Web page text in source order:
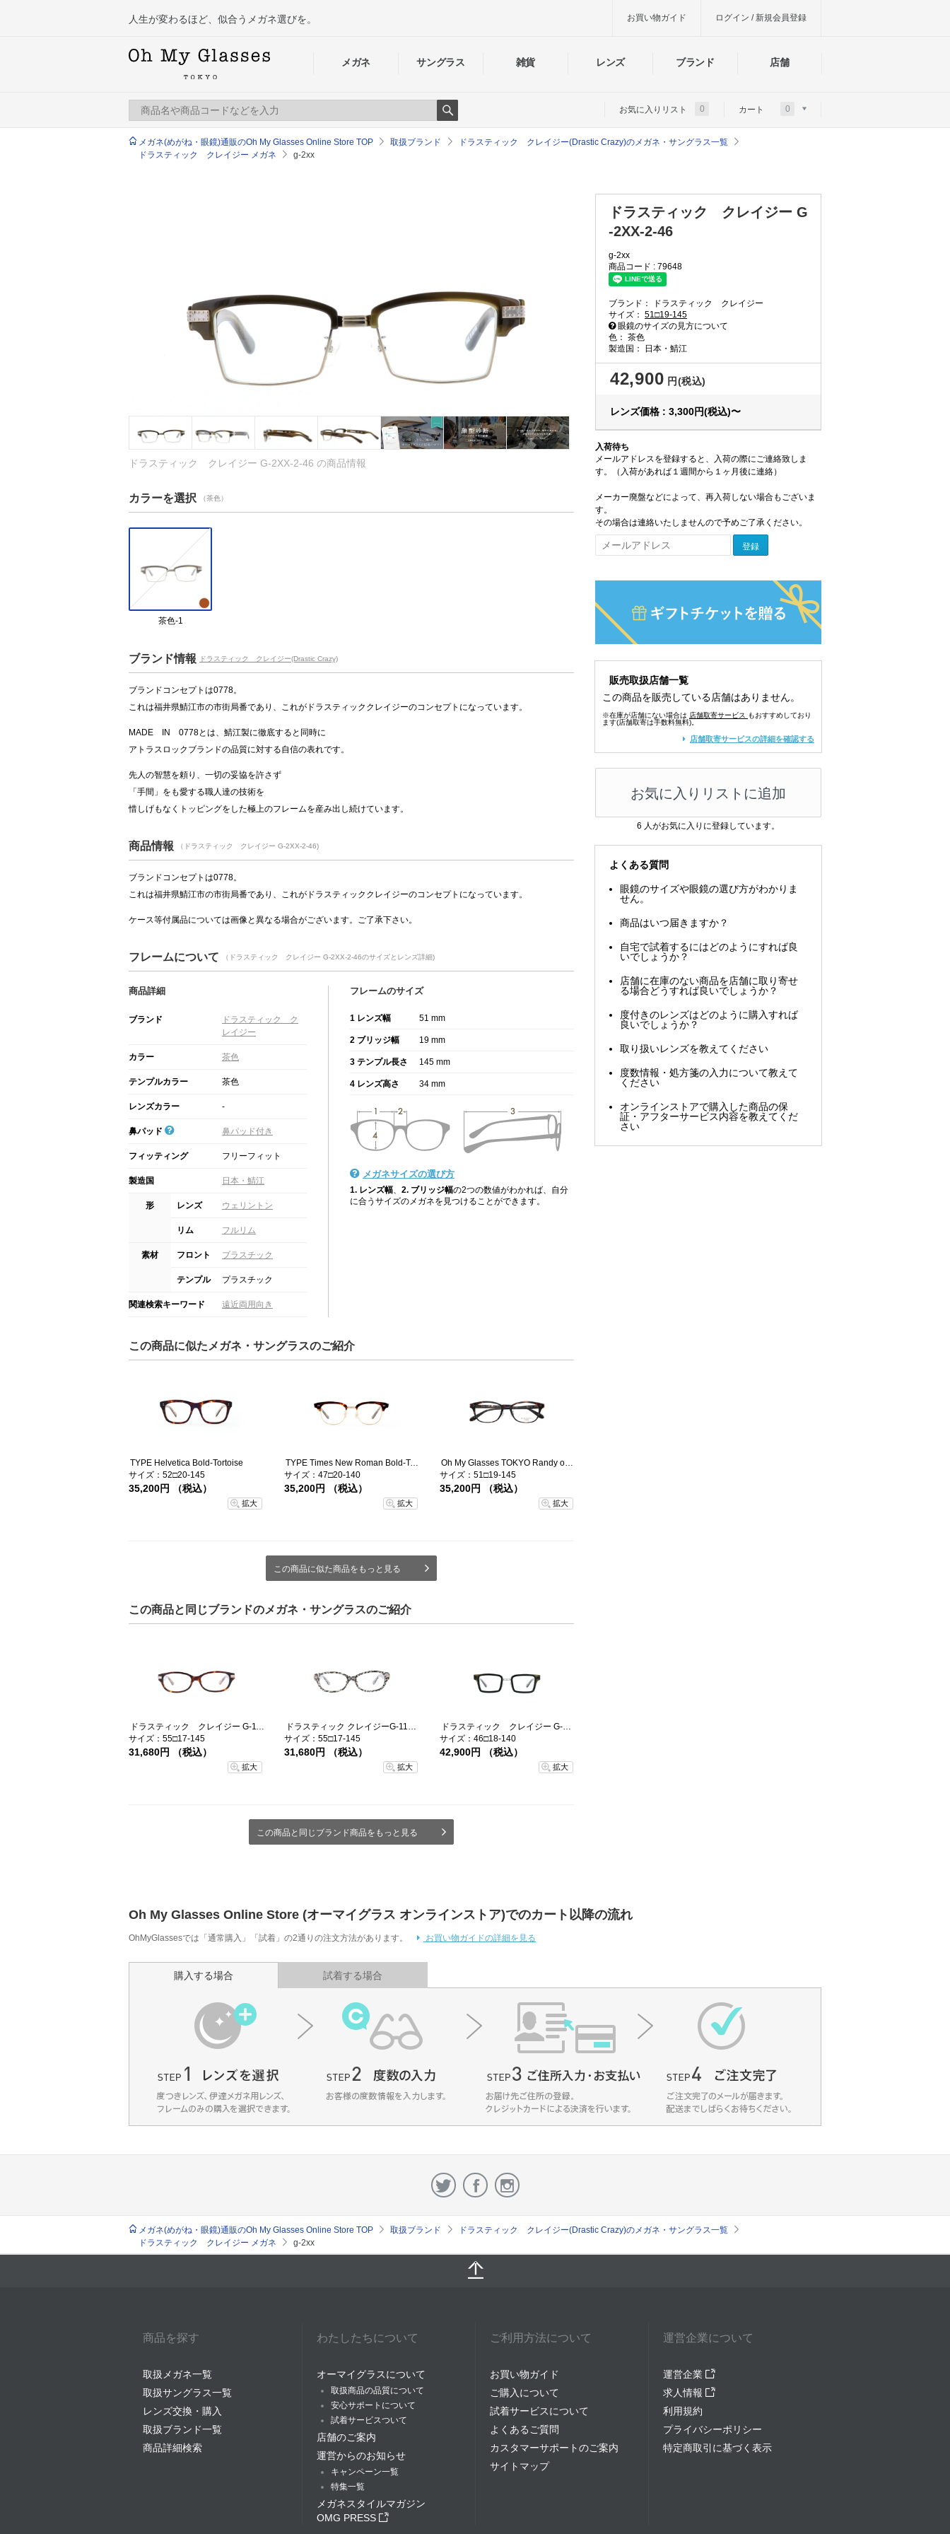
メガネ サングラス 雑貨 レンズ ブランド 店舗
人生が変わるほど、似合うメガネ選びを。 お買い物ガイド ログイン / 新規会員登録
Search
お気に入りリスト 0 カート 0
メガネ(めがね・眼鏡)通販のOh My Glasses Online Store TOP 取扱ブランド
ドラスティック クレイジー(Drastic Crazy)のメガネ・サングラス一覧
ドラスティック クレイジー メガネ
g-2xx
ドラスティック クレイジー G
-2XX-2-46
g-2xx
商品コード : 79648
ブランド：
ドラスティック クレイジー
サイズ： 51□19-145
眼鏡のサイズの見方について
色： 茶色
製造国：
日本・鯖江
ドラスティック クレイジー G-2XX-2-46 の商品情報
カラーを選択 （茶色）
茶色-1
ブランド情報 ドラスティック クレイジー(Drastic Crazy)
ブランドコンセプトは0778。
これは福井県鯖江市の市街局番であり、これがドラスティッククレイジーのコンセプトになっています。
MADE IN 0778とは、鯖江製に徹底すると同時に
アトラスロックブランドの品質に対する自信の表れです。
先人の智慧を頼り、一切の妥協を許さず
「手間」をも愛する職人達の技術を
惜しげもなくトッピングをした極上のフレームを産み出し続けています。
商品情報 （ドラスティック クレイジー G-2XX-2-46)
ブランドコンセプトは0778。
これは福井県鯖江市の市街局番であり、これがドラスティッククレイジーのコンセプトになっています。
ケース等付属品については画像と異なる場合がございます。ご了承下さい。
フレームについて （ドラスティック クレイジー G-2XX-2-46のサイズとレンズ詳細)
商品詳細
ブランド
ドラスティック ク
レイジー
カラー 茶色
テンプルカラー 茶色
レンズカラー -
鼻パッド 鼻パッド付き
フィッティング フリーフィット
製造国 日本・鯖江
形 レンズ ウェリントン
リム フルリム
素材 フロント プラスチック
テンプル プラスチック
関連検索キーワード 遠近両用向き
フレームのサイズ
1 レンズ幅 51 mm
2 ブリッジ幅 19 mm
3 テンプル長さ 145 mm
4 レンズ高さ 34 mm
メガネサイズの選び方
1. レンズ幅 2. ブリッジ幅の2つの数値がわかれば、自分
に合うサイズのメガネを見つけることができます。
この商品に似たメガネ・サングラスのご紹介
TYPE Helvetica Bold-Tortoise
サイズ：52□20-145
35,200円 （税込）
拡大
TYPE Times New Roman Bold-Tortoise
サイズ：47□20-140
35,200円 （税込）
拡大
Oh My Glasses TOKYO Randy omg-149-DM-51
サイズ：51□19-145
35,200円 （税込）
拡大
この商品に似た商品をもっと見る
この商品と同じブランドのメガネ・サングラスのご紹介
ドラスティック クレイジー G-11X-2-46
サイズ：55□17-145
31,680円 （税込）
拡大
ドラスティック クレイジーG-11X-05-55
サイズ：55□17-145
31,680円 （税込）
拡大
ドラスティック クレイジー G-9X-2-49
サイズ：46□18-140
42,900円 （税込）
拡大
この商品と同じブランド商品をもっと見る
42,900 円(税込)
レンズ価格 : 3,300円(税込)〜
入荷待ち
メールアドレスを登録すると、入荷の際にご連絡致しま
す。（入荷があれば１週間から１ヶ月後に連絡）
メーカー廃盤などによって、再入荷しない場合もございま
す。
その場合は連絡いたしませんので予めご了承ください。
販売取扱店舗一覧
この商品を販売している店舗はありません。
※在庫が店舗にない場合は 店舗取寄サービス
もおすすめしており
ます(店舗取寄は手数料無料)。
店舗取寄サービスの詳細を確認する
お気に入りリストに追加
6 人がお気に入りに登録しています。
よくある質問
眼鏡のサイズや眼鏡の選び方がわかりま
せん。
商品はいつ届きますか？
自宅で試着するにはどのようにすれば良
いでしょうか？
店舗に在庫のない商品を店舗に取り寄せ
る場合どうすれば良いでしょうか？
度付きのレンズはどのように購入すれば
良いでしょうか？
取り扱いレンズを教えてください
度数情報・処方箋の入力について教えて
ください
オンラインストアで購入した商品の保
証・アフターサービス内容を教えてくだ
さい
Oh My Glasses Online Store (オーマイグラス オンラインストア)でのカート以降の流れ
OhMyGlassesでは「通常購入」「試着」の2通りの注文方法があります。 お買い物ガイドの詳細を見る
購入する場合 試着する場合
メガネ(めがね・眼鏡)通販のOh My Glasses Online Store TOP 取扱ブランド
ドラスティック クレイジー(Drastic Crazy)のメガネ・サングラス一覧
ドラスティック クレイジー メガネ
g-2xx
商品を探す
取扱メガネ一覧
取扱サングラス一覧
レンズ交換・購入
取扱ブランド一覧
商品詳細検索
わたしたちについて
オーマイグラスについて
取扱商品の品質について
安心サポートについて
試着サービスついて
店舗のご案内
運営からのお知らせ
キャンペーン一覧
特集一覧
メガネスタイルマガジン
OMG PRESS
ご利用方法について
お買い物ガイド
ご購入について
試着サービスについて
よくあるご質問
カスタマーサポートのご案内
サイトマップ
運営企業について
運営企業
求人情報
利用規約
プライバシーポリシー
特定商取引に基づく表示